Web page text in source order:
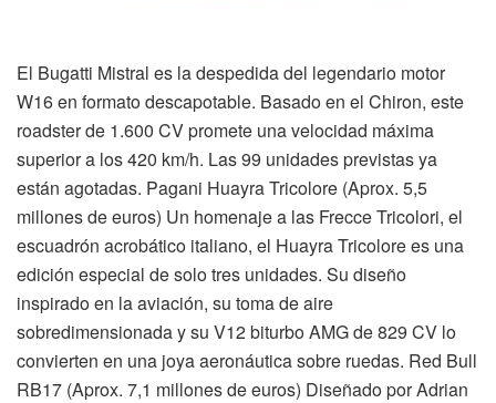
El Bugatti Mistral es la despedida del legendario motor
W16 en formato descapotable. Basado en el Chiron, este
roadster de 1.600 CV promete una velocidad máxima
superior a los 420 km/h. Las 99 unidades previstas ya
están agotadas. Pagani Huayra Tricolore (Aprox. 5,5
millones de euros) Un homenaje a las Frecce Tricolori, el
escuadrón acrobático italiano, el Huayra Tricolore es una
edición especial de solo tres unidades. Su diseño
inspirado en la aviación, su toma de aire
sobredimensionada y su V12 biturbo AMG de 829 CV lo
convierten en una joya aeronáutica sobre ruedas. Red Bull
RB17 (Aprox. 7,1 millones de euros) Diseñado por Adrian